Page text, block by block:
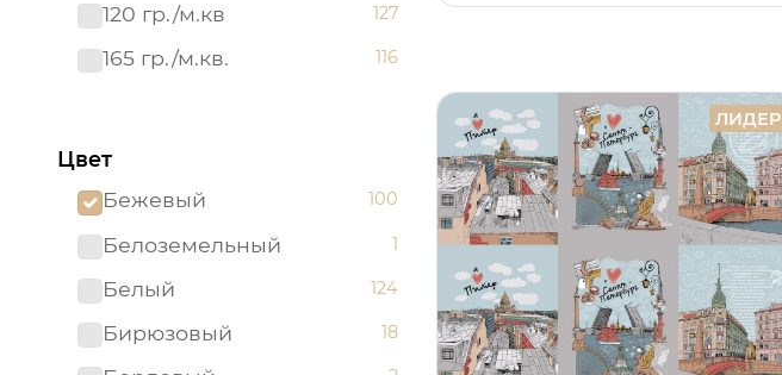
120 гр./м.кв 127
165 гр./м.кв. 116
Цвет
Бежевый
100
Белоземельный 1
Белый 124
Бирюзовый 18
ЛИДЕР